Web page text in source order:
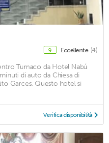
9 Eccellente (4)
Tumaco da Hotel Nabú
di auto da Chiesa di
Garces. Questo hotel si
Verifica disponibilità